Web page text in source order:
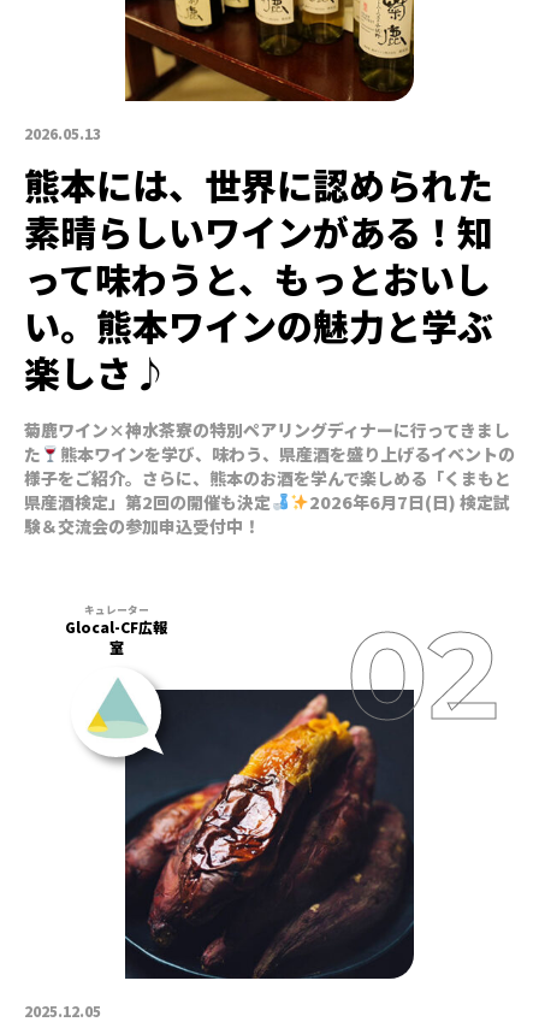
2026.05.13
熊本には、世界に認められた
素晴らしいワインがある！知
って味わうと、もっとおいし
い。熊本ワインの魅力と学ぶ
楽しさ♪
菊鹿ワイン×神水茶寮の特別ペアリングディナーに行ってきまし
た
熊本ワインを学び、味わう、県産酒を盛り上げるイベントの
様子をご紹介。さらに、熊本のお酒を学んで楽しめる「くまもと
県産酒検定」第2回の開催も決定
2026年6月7日(日) 検定試
験＆交流会の参加申込受付中！
2025.12.05
Glocal-CF広報
室